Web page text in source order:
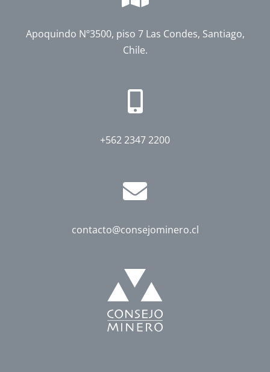
Apoquindo Nº3500, piso 7 Las Condes, Santiago,
Chile.
+562 2347 2200
contacto@consejominero.cl